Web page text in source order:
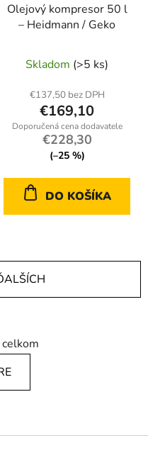
Olejový kompresor 50 l
– Heidmann / Geko
Skladom (>5 ks)
€137,50 bez DPH
€169,10
€228,30
(–25 %)
DO KOŠÍKA